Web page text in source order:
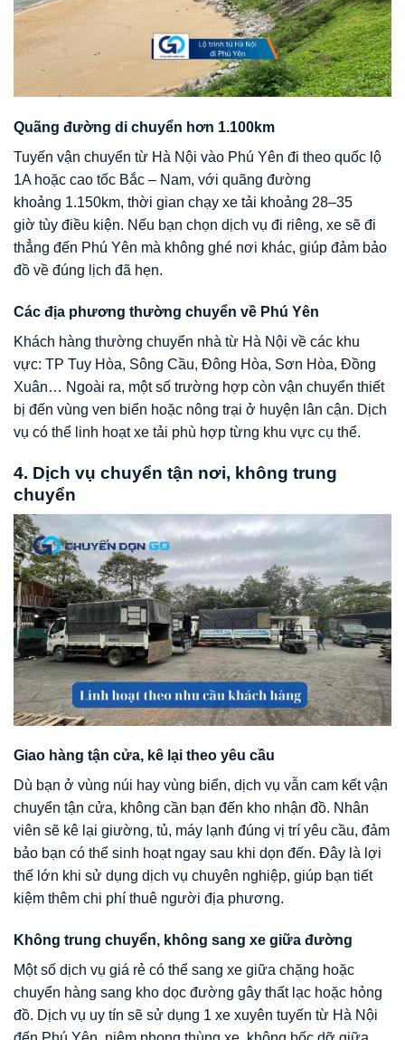
Quãng đường di chuyển hơn 1.100km
Tuyến vận chuyển từ Hà Nội vào Phú Yên đi theo quốc lộ
1A hoặc cao tốc Bắc – Nam, với quãng đường
khoảng 1.150km, thời gian chạy xe tải khoảng 28–35
giờ tùy điều kiện. Nếu bạn chọn dịch vụ đi riêng, xe sẽ đi
thẳng đến Phú Yên mà không ghé nơi khác, giúp đảm bảo
đồ về đúng lịch đã hẹn.
Các địa phương thường chuyển về Phú Yên
Khách hàng thường chuyển nhà từ Hà Nội về các khu
vực: TP Tuy Hòa, Sông Cầu, Đông Hòa, Sơn Hòa, Đồng
Xuân… Ngoài ra, một số trường hợp còn vận chuyển thiết
bị đến vùng ven biển hoặc nông trại ở huyện lân cận. Dịch
vụ có thể linh hoạt xe tải phù hợp từng khu vực cụ thể.
4. Dịch vụ chuyển tận nơi, không trung
chuyển
Giao hàng tận cửa, kê lại theo yêu cầu
Dù bạn ở vùng núi hay vùng biển, dịch vụ vẫn cam kết vận
chuyển tận cửa, không cần bạn đến kho nhận đồ. Nhân
viên sẽ kê lại giường, tủ, máy lạnh đúng vị trí yêu cầu, đảm
bảo bạn có thể sinh hoạt ngay sau khi dọn đến. Đây là lợi
thế lớn khi sử dụng dịch vụ chuyên nghiệp, giúp bạn tiết
kiệm thêm chi phí thuê người địa phương.
Không trung chuyển, không sang xe giữa đường
Một số dịch vụ giá rẻ có thể sang xe giữa chặng hoặc
chuyển hàng sang kho dọc đường gây thất lạc hoặc hỏng
đồ. Dịch vụ uy tín sẽ sử dụng 1 xe xuyên tuyến từ Hà Nội